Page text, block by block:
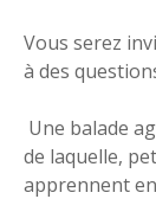
Vous serez
à des
Une balade
de laquelle,
apprennent en